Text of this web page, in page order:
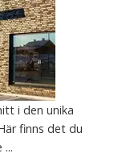
i den unika
finns det du